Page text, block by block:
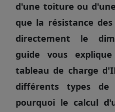
d'une toiture ou
que la résistance
directement le
guide vous
tableau de charge
différents types
pourquoi le calcul